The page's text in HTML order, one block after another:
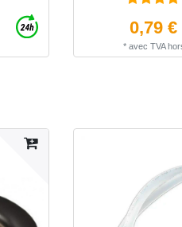
0,79 €
* avec TVA